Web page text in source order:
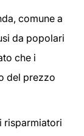
comune a
da popolari
che i
del prezzo
risparmiatori